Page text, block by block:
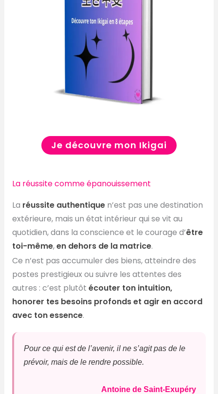
Je découvre mon Ikigai
La réussite comme épanouissement
La réussite authentiquen’est pas une destination
extérieure, mais un état intérieur qui se vit au
quotidien, dans la conscience et le courage d’être
toi-même,en dehors de la matrice.
Ce n’est pas accumuler des biens, atteindre des
postes prestigieux ou suivre les attentes des
autres : c’est plutôt écouter ton intuition,
honorer tes besoins profonds et agir en accord
avec ton essence.
Pour ce qui est de l’avenir, il ne s’agit pas de le
prévoir, mais de le rendre possible.
Antoine de Saint-Exupéry